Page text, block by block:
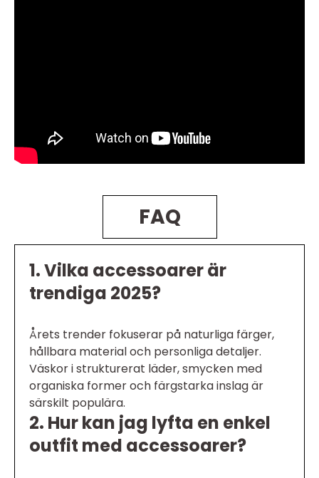
FAQ
1. Vilka accessoarer är
trendiga 2025?
Årets trender fokuserar på naturliga färger,
hållbara material och personliga detaljer.
Väskor i strukturerat läder, smycken med
organiska former och färgstarka inslag är
särskilt populära.
2. Hur kan jag lyfta en enkel
outfit med accessoarer?